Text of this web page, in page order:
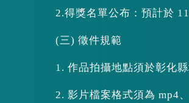
2.得獎名單公布：預計於
(三) 徵件規範
1. 作品拍攝地點須於彰化縣
2. 影片檔案格式須為 mp4